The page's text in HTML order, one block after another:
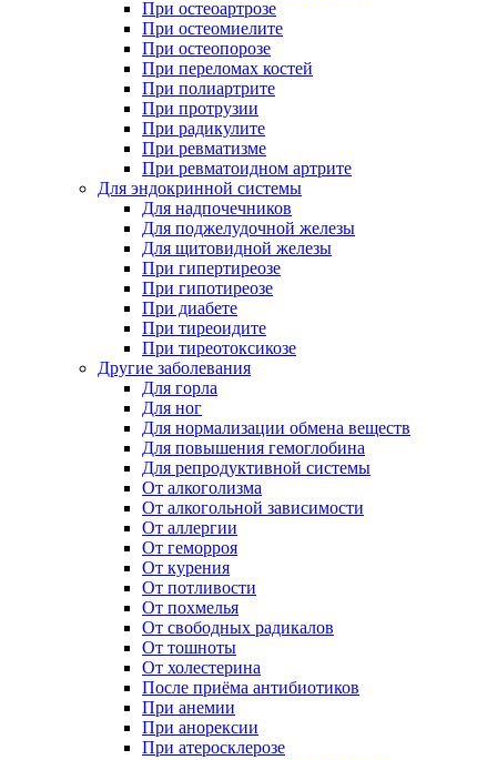
При остеоартрозе
При остеомиелите
При остеопорозе
При переломах костей
При полиартрите
При протрузии
При радикулите
При ревматизме
При ревматоидном артрите
Для эндокринной системы
Для надпочечников
Для поджелудочной железы
Для щитовидной железы
При гипертиреозе
При гипотиреозе
При диабете
При тиреоидите
При тиреотоксикозе
Другие заболевания
Для горла
Для ног
Для нормализации обмена веществ
Для повышения гемоглобина
Для репродуктивной системы
От алкоголизма
От алкогольной зависимости
От аллергии
От геморроя
От курения
От потливости
От похмелья
От свободных радикалов
От тошноты
От холестерина
После приёма антибиотиков
При анемии
При анорексии
При атеросклерозе